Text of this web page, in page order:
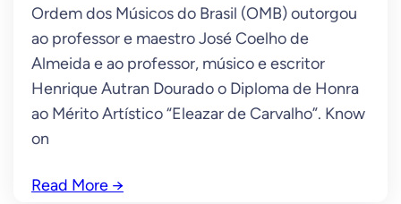
Ordem dos Músicos do Brasil (OMB) outorgou
ao professor e maestro José Coelho de
Almeida e ao professor, músico e escritor
Henrique Autran Dourado o Diploma de Honra
ao Mérito Artístico “Eleazar de Carvalho”. Know
on
Read More →